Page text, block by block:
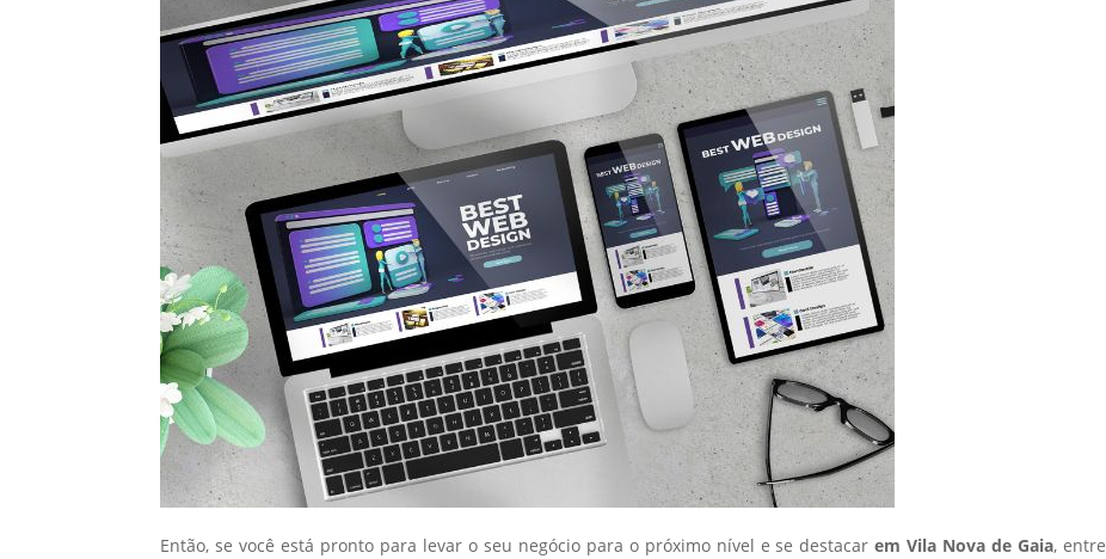
Então, se você está pronto para levar o seu negócio para o próximo nível e se destacarem Vila Nova de Gaia, entre